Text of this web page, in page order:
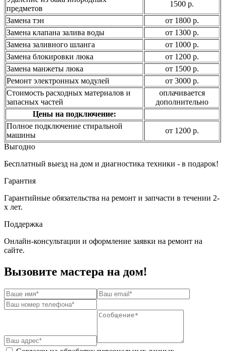
предметов
1500 р.
Замена тэн
от 1800 р.
Замена клапана залива воды
от 1300 р.
Замена заливного шланга
от 1000 р.
Замена блокировки люка
от 1200 р.
Замена манжеты люка
от 1500 р.
Ремонт электронных модулей
от 3000 р.
Стоимость расходных материалов и
запасных частей
оплачивается
дополнительно
Цены на подключение:
Полное подключение стиральной
машины
от 1200 р.
Выгодно
Бесплатный выезд на дом и диагностика техники - в подарок!
Гарантия
Гарантийные обязательства на ремонт и запчасти в течении 2-
х лет.
Поддержка
Онлайн-консультации и оформление заявки на ремонт на
сайте.
Вызовите мастера на дом!